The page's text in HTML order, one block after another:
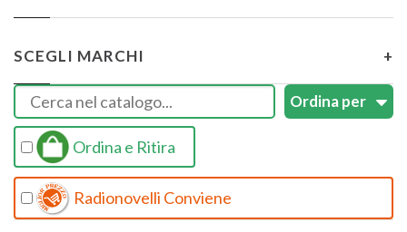
SCEGLI MARCHI +
Ordina e Ritira
Radionovelli Conviene